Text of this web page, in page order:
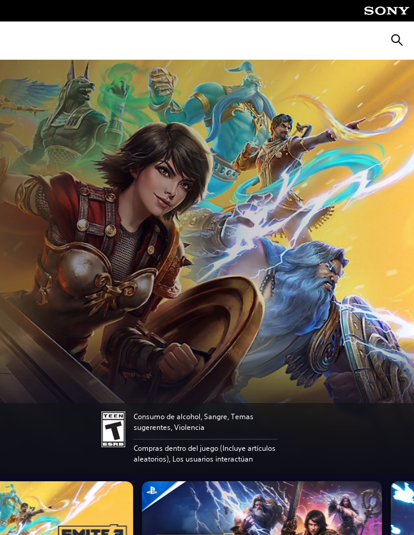
Consumo de alcohol, Sangre, Temas
sugerentes, Violencia
Compras dentro del juego (Incluye artículos
aleatorios), Los usuarios interactúan